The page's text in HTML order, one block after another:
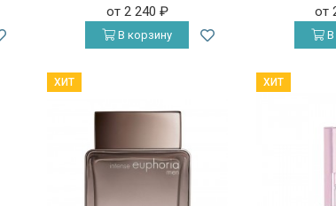
от 2 240 ₽
В корзину
от
В
ХИТ ХИТ